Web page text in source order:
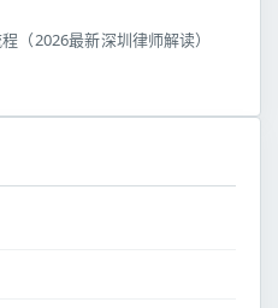
（2026最新深圳律师解读）